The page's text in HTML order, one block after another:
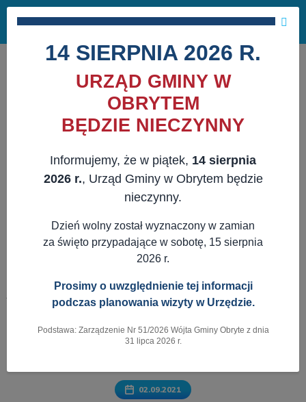
Masz pytania? 29 741 10 04
NAPISZ DO NAS
WWW.OBRYTE.PL AKTUALNOŚCI
Pokaż menu
02.09.2021
×
14 SIERPNIA 2026 R.
URZĄD GMINY W
OBRYTEM
BĘDZIE NIECZYNNY
Informujemy, że w piątek, 14 sierpnia
2026 r., Urząd Gminy w Obrytem będzie
nieczynny.
Dzień wolny został wyznaczony w zamian
za święto przypadające w sobotę, 15 sierpnia
2026 r.
Prosimy o uwzględnienie tej informacji
podczas planowania wizyty w Urzędzie.
Podstawa: Zarządzenie Nr 51/2026 Wójta Gminy Obryte z dnia
31 lipca 2026 r.